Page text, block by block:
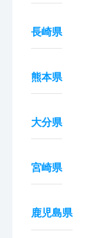
長崎県
熊本県
大分県
宮崎県
鹿児島県